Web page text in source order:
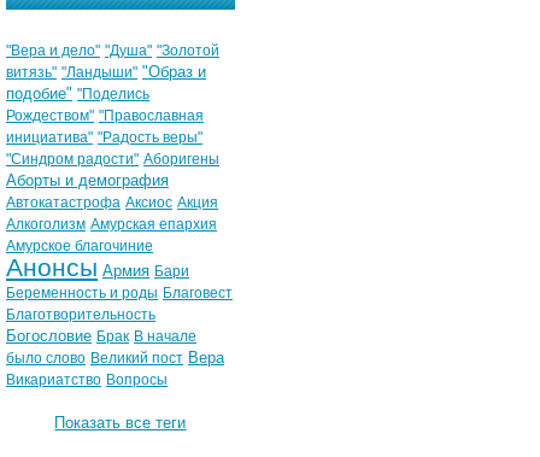
"Вера и дело" "Душа" "Золотой
витязь" "Ландыши" "Образ и
подобие" "Поделись
Рождеством" "Православная
инициатива" "Радость веры"
"Синдром радости" Аборигены
Аборты и демография
Автокатастрофа Аксиос Акция
Алкоголизм Амурская епархия
Амурское благочиние
Анонсы Армия Бари
Беременность и роды Благовест
Благотворительность
Богословие Брак В начале
было слово Великий пост Вера
Викариатство Вопросы
Показать все теги